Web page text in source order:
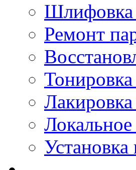
Шлифовка
Ремонт
Тонировка
Лакировка
Локальное
Установка